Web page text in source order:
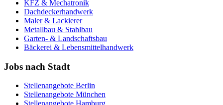
KFZ & Mechatronik
Dachdeckerhandwerk
Maler & Lackierer
Metallbau & Stahlbau
Garten- & Landschaftsbau
Bäckerei & Lebensmittelhandwerk
Jobs nach Stadt
Stellenangebote Berlin
Stellenangebote München